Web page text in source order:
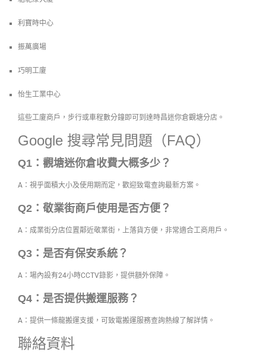
利寶時中心
振萬廣場
巧明工廈
怡生工業中心
這些工廈商戶，步行或車程數分鐘即可到達時昌迷你倉觀塘分店。
Google 搜尋常見問題（FAQ）
Q1：觀塘迷你倉收費大概多少？
A：視乎面積大小及使用期而定，歡迎致電查詢最新方案。
Q2：敬業街商戶使用是否方便？
A：成業街分店位置鄰近敬業街，上落貨方便，非常適合工商用戶。
Q3：是否有保安系統？
A：場內設有24小時CCTV錄影，提供額外保障。
Q4：是否提供搬運服務？
A：提供一條龍搬運支援，可致電搬運服務查詢熱線了解詳情。
聯絡資料